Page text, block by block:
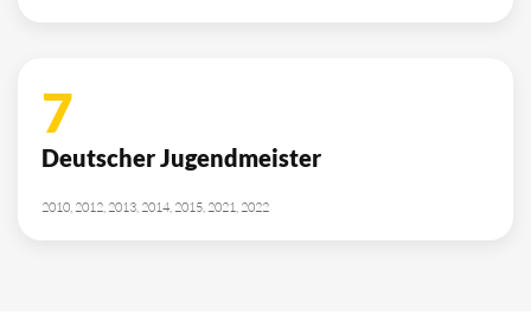
7
Deutscher Jugendmeister
2010, 2012, 2013, 2014, 2015, 2021, 2022